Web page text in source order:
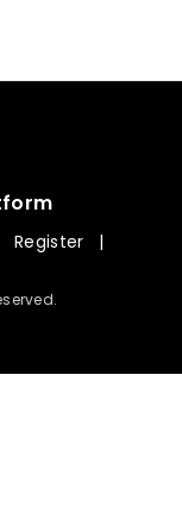
Register
|